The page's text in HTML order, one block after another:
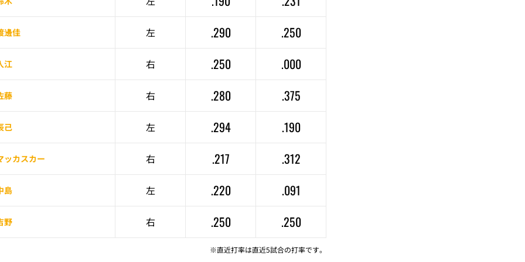
邊佳 左 .290 .250
江 右 .250 .000
藤 右 .280 .375
己 左 .294 .190
ッカスカー 右 .217 .312
島 左 .220 .091
野 右 .250 .250
※直近打率は直近5試合の打率です。